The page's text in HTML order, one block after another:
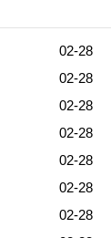
02-28
02-28
02-28
02-28
02-28
02-28
02-28